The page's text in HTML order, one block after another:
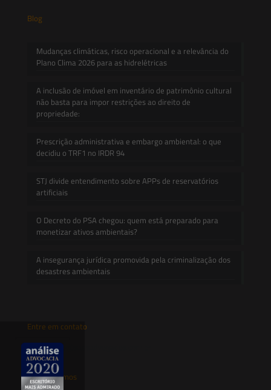
Blog
Mudanças climáticas, risco operacional e a relevância do
Plano Clima 2026 para as hidrelétricas
A inclusão de imóvel em inventário de patrimônio cultural
não basta para impor restrições ao direito de
propriedade:
Prescrição administrativa e embargo ambiental: o que
decidiu o TRF1 no IRDR 94
STJ divide entendimento sobre APPs de reservatórios
artificiais
O Decreto do PSA chegou: quem está preparado para
monetizar ativos ambientais?
A insegurança jurídica promovida pela criminalização dos
desastres ambientais
Entre em contato
contato@saesadvogados.com.br
Onde estamos